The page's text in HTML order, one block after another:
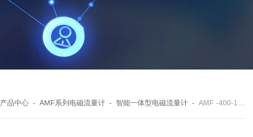
产品中心 -AMF系列电磁流量计 - 智能一体型电磁流量计 -AMF -400-124电磁流量计